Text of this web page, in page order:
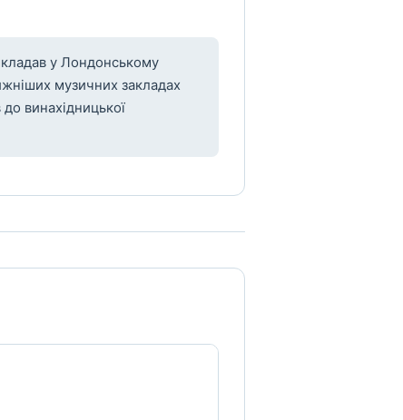
у Лондонському
музичних закладах
винахідницької